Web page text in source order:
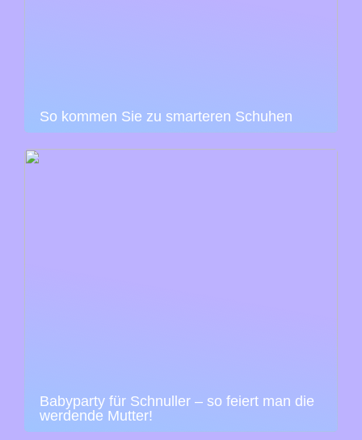
So kommen Sie zu smarteren Schuhen
Babyparty für Schnuller – so feiert man die
werdende Mutter!